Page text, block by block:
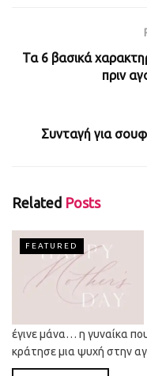
Τα 6 βασικά
πριν
Συνταγή για
Related Posts
FEATURED
έγινε μάνα… η γυναίκα
κράτησε μια ψυχή στην